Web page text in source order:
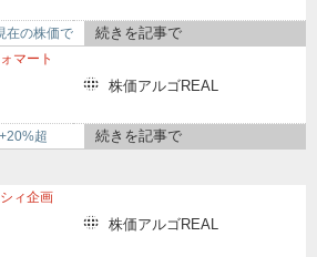
在の株価で
続きを記事で
マート
株価アルゴREAL
超
続きを記事で
ィ企画
株価アルゴREAL